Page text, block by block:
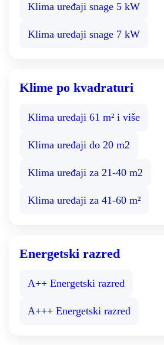
Klima uređaji snage 5 kW
Klima uređaji snage 7 kW
Klime po kvadraturi
Klima uređaji 61 m² i više
Klima uređaji do 20 m2
Klima uređaji za 21-40 m2
Klima uređaji za 41-60 m²
Energetski razred
A++ Energetski razred
A+++ Energetski razred